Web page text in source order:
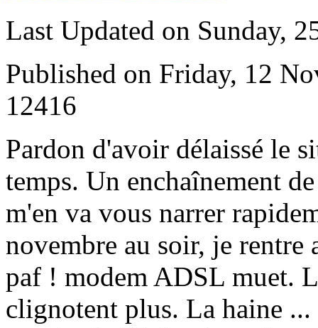
Last Updated on Sunday,
Published on Friday, 12
12416
Pardon d'avoir délaissé le
temps. Un enchaînement
m'en va vous narrer
novembre au soir, je rentre
paf ! modem ADSL muet.
clignotent plus. La haine